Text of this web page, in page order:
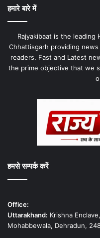
हमारे बारे में
Rajyakibaat is the
Chhattisgarh providing
readers. Fast and Latest
the prime objective that we
हमसे सम्पर्क करें
Office:
Uttarakhand: Krishna
Mohabbewala, Dehradun,